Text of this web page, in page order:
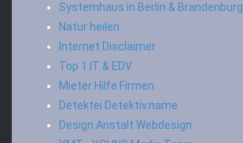
Systemhaus in Berlin & Brandenburg
Natur heilen
Internet Disclaimer
Top 1 IT & EDV
Mieter Hilfe Firmen
Detektei Detektiv.name
Design Anstalt Webdesign